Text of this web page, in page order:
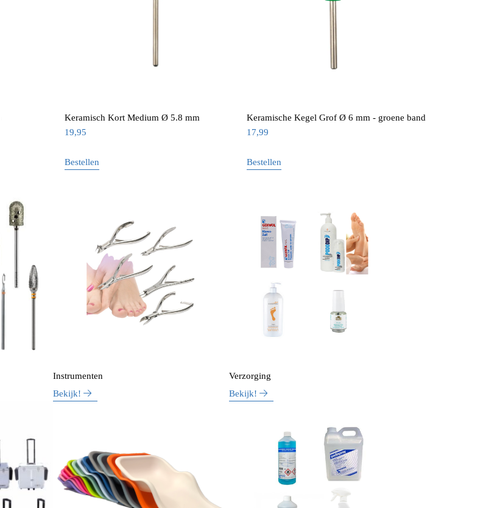
Keramisch Kort Medium Ø 5.8 mm
19,95
Bestellen
Keramische Kegel Grof Ø 6 mm - groene band
17,99
Bestellen
Instrumenten
Bekijk!
Verzorging
Bekijk!